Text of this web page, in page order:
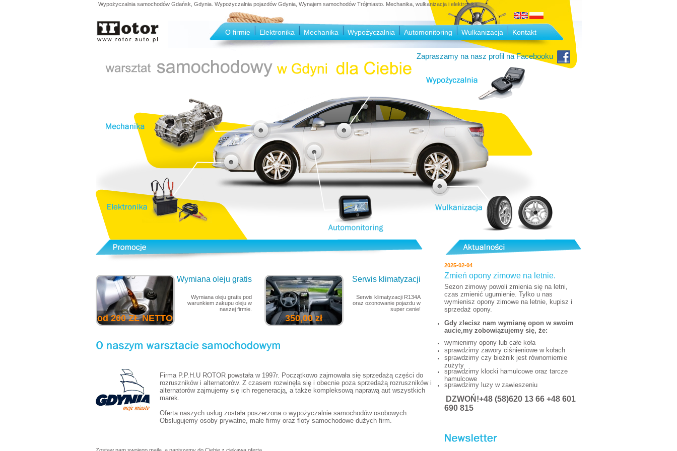
Wypożyczalnia samochodów Gdańsk, Gdynia. Wypożyczalnia pojazdów Gdynia, Wynajem samochodów Trójmiasto. Mechanika, wulkanizacja i elektronika.
O firmie Elektronika Mechanika Wypożyczalnia Automonitoring Wulkanizacja Kontakt
Zapraszamy na nasz profil na Facebooku
od 200 ZŁ NETTO
Wymiana oleju gratis
Wymiana oleju gratis pod
warunkiem zakupu oleju w
naszej firmie.
350,00 zł
Serwis klimatyzacji
Serwis klimatyzacji R134A
oraz ozonowanie pojazdu w
super cenie!
Firma P.P.H.U ROTOR powstała w 1997r. Początkowo zajmowała się sprzedażą części do
rozruszników i alternatorów. Z czasem rozwinęła się i obecnie poza sprzedażą rozruszników i
alternatorów zajmujemy się ich regeneracją, a także kompleksową naprawą aut wszystkich
marek.
Oferta naszych usług została poszerzona o wypożyczalnie samochodów osobowych.
Obsługujemy osoby prywatne, małe firmy oraz floty samochodowe dużych firm.
2025-02-04
Zmień opony zimowe na letnie.
Sezon zimowy powoli zmienia się na letni,
czas zmienić ugumienie. Tylko u nas
wymienisz opony zimowe na letnie, kupisz i
sprzedaż opony.
Gdy zlecisz nam wymianę opon w swoim
aucie,my zobowiązujemy się, że:
wymienimy opony lub całe koła
sprawdzimy zawory ciśnieniowe w kołach
sprawdzimy czy bieżnik jest równomiernie
zużyty
sprawdzimy klocki hamulcowe oraz tarcze
hamulcowe
sprawdzimy luzy w zawieszeniu
DZWOŃ !+48 (58)620 13 66 +48 601
690 815